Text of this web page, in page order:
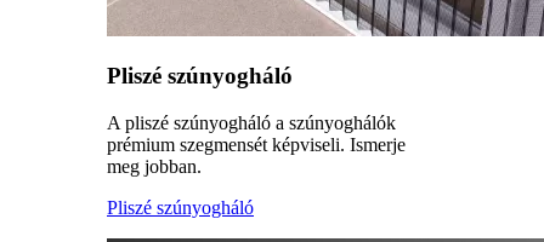
Pliszé szúnyogháló
A pliszé szúnyogháló a szúnyoghálók
prémium szegmensét képviseli. Ismerje
meg jobban.
Pliszé szúnyogháló